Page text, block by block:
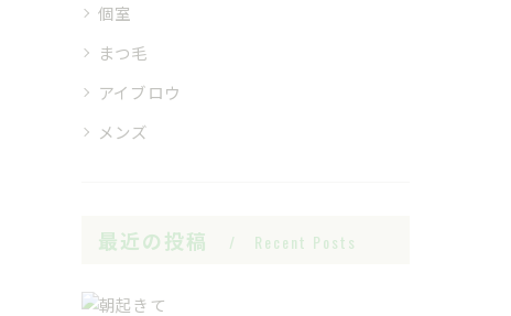
個室
まつ毛
アイブロウ
メンズ
最近の投稿 Recent Posts